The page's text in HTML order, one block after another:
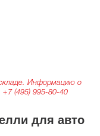
Информацию о
+7 (495) 995-80-40
для авто